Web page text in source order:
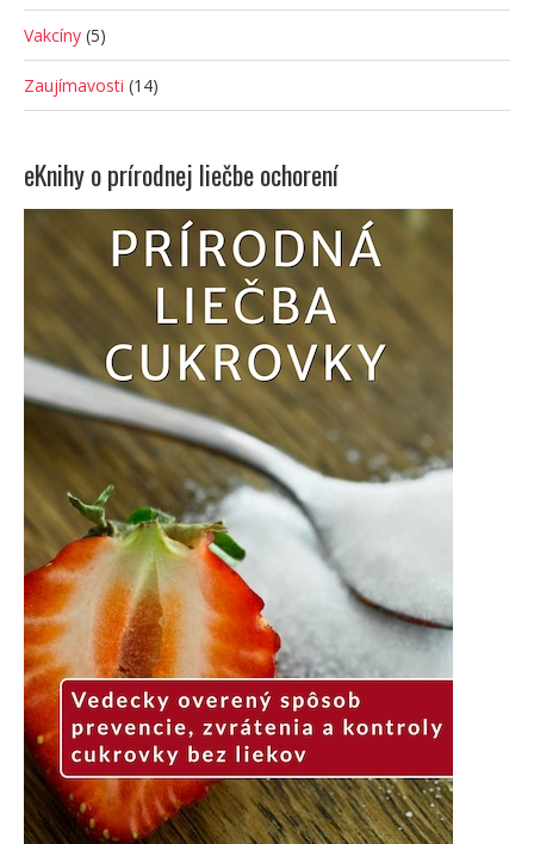
Vakcíny (5)
Zaujímavosti (14)
eKnihy o prírodnej liečbe ochorení